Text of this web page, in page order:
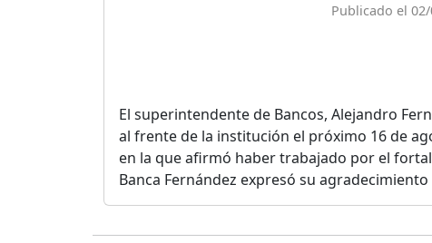
Publicado el
El superintendente de Bancos, Alejandro
al frente de la institución el próximo 16 de
en la que afirmó haber trabajado por el
Banca Fernández expresó su